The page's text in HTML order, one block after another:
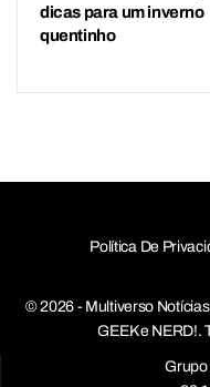
dicas para um inverno
quentinho
Política De
© 2026 - Multiverso
GEEK e NERD!.
Grupo